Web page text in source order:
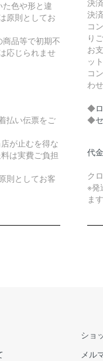
色や形と違
原則としてお
品等で初期不
応じられませ
払い伝票をご
が止むを得な
は実費ご負担
則としてお客
決
コ
り
お
ッ
コ
わ
◆
◆
代
ク
※発
ま
ショ
メル